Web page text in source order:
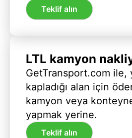
Teklif alın
LTL kamyon
GetTransport.com ile,
kapladığı alan için
kamyon veya
yapmak yerine.
Teklif alın